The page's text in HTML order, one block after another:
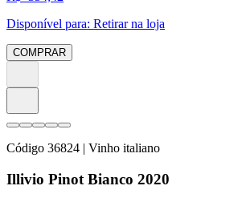
Disponível para: Retirar na loja
COMPRAR
Código 36824 | Vinho italiano
Illivio Pinot Bianco 2020